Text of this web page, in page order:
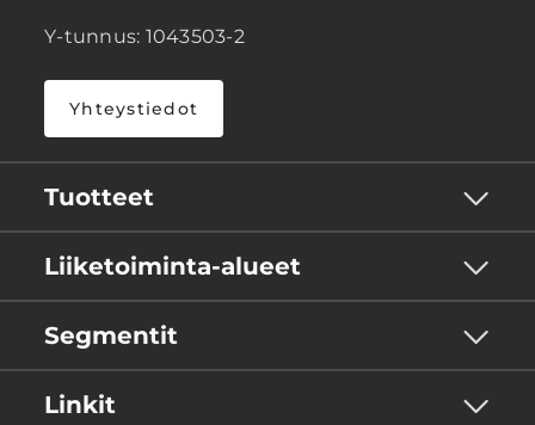
Y-tunnus: 1043503-2
Yhteystiedot
Tuotteet
Liiketoiminta-alueet
Segmentit
Linkit